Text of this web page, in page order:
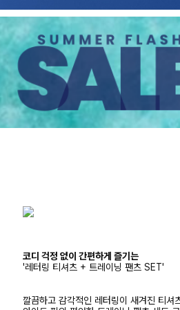
코디 걱정 없이 간편하게 즐기는
'레터링 티셔츠 + 트레이닝 팬츠 SET'
깔끔하고 감각적인 레터링이 새겨진 티셔